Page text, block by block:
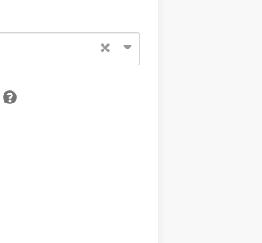
×